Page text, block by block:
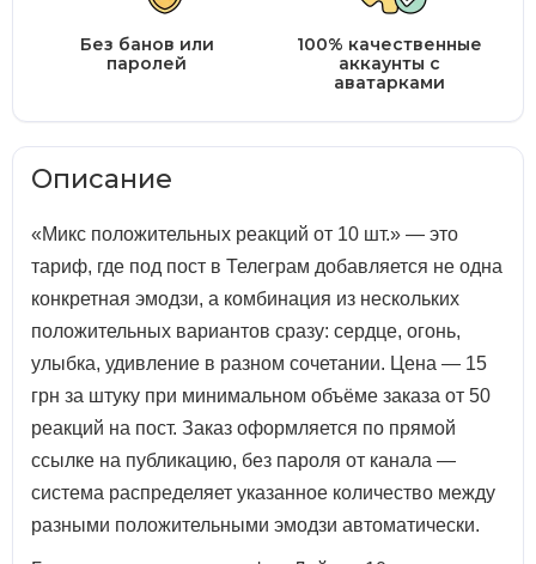
Без банов или
паролей
100% качественные
аккаунты с
аватарками
Описание
«Микс положительных реакций от 10 шт.» — это
тариф, где под пост в Телеграм добавляется не одна
конкретная эмодзи, а комбинация из нескольких
положительных вариантов сразу: сердце, огонь,
улыбка, удивление в разном сочетании. Цена — 15
грн за штуку при минимальном объёме заказа от 50
реакций на пост. Заказ оформляется по прямой
ссылке на публикацию, без пароля от канала —
система распределяет указанное количество между
разными положительными эмодзи автоматически.